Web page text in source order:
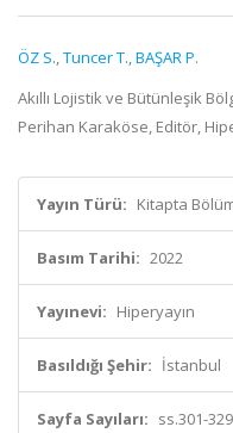
ÖZ S.,Tuncer T.,BAŞAR P.
Akıllı Lojistik ve Bütünleşik
Perihan Karaköse, Editör,
Yayın Türü: Kitapta
Basım Tarihi: 2022
Yayınevi: Hiperyayın
Basıldığı Şehir: İstanbul
Sayfa Sayıları: ss.301-329